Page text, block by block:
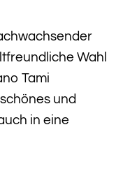
Wahl
Tami
und
in eine